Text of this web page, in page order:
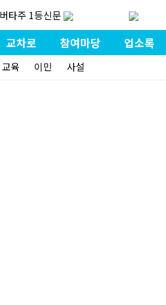
타주 1등신문
교차로 참여마당 업소록
교육 이민 사설